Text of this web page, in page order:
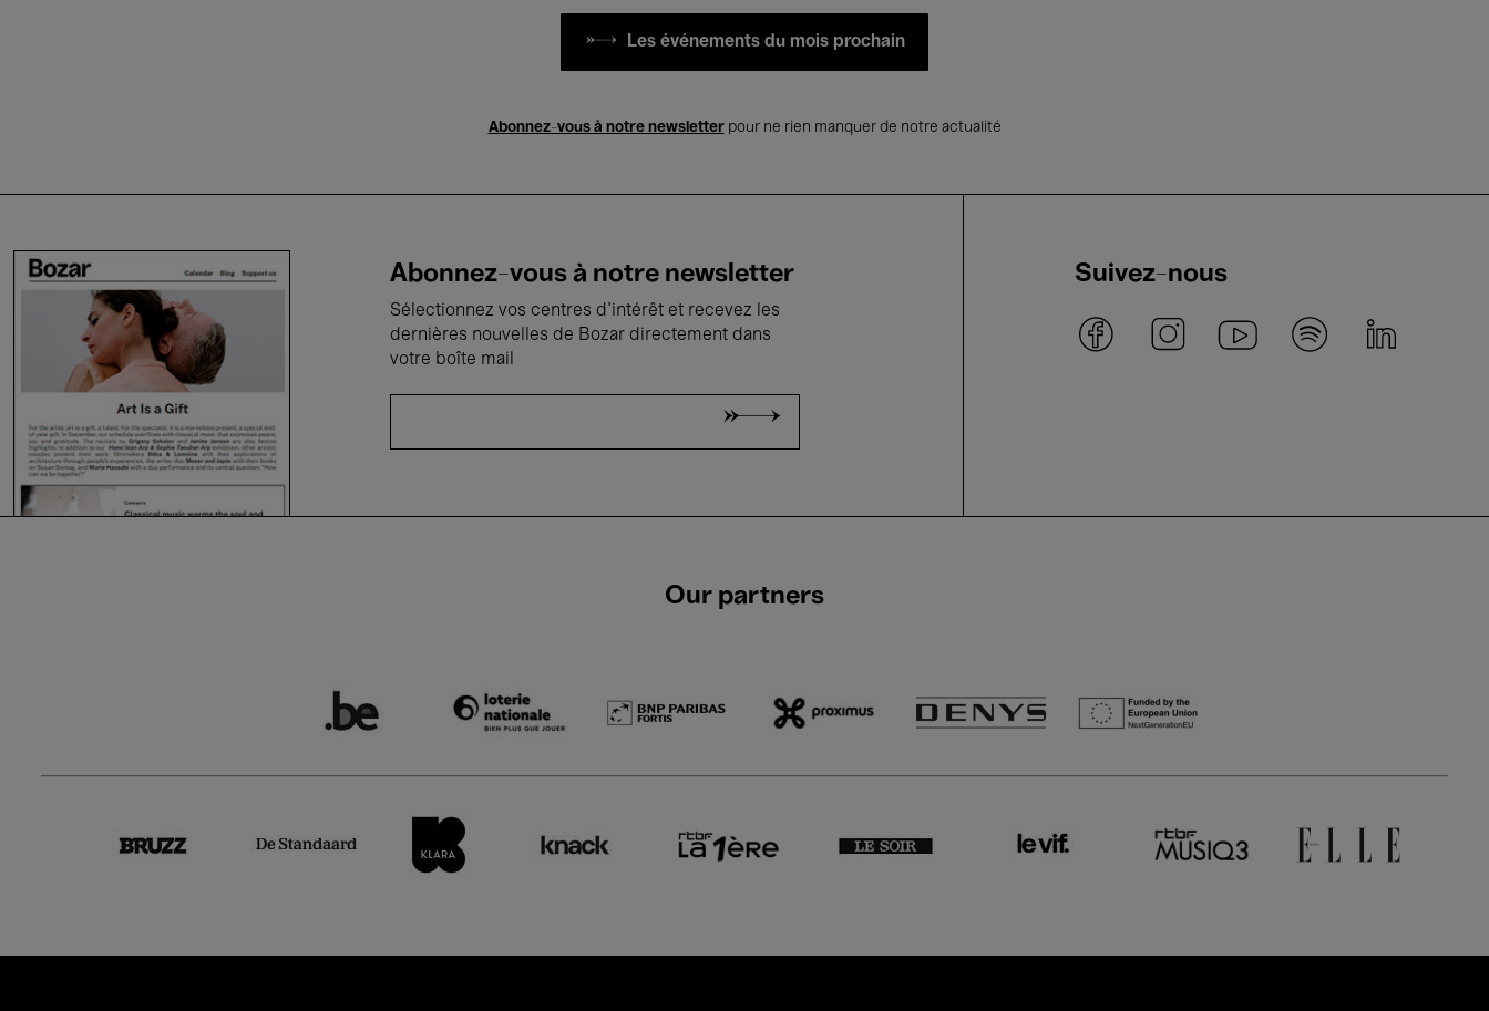
Les événements du mois prochain
Abonnez-vous à notre newsletterpour ne rien manquer de notre actualité
Abonnez-vous à notre newsletter
Sélectionnez vos centres d'intérêt et recevez les
dernières nouvelles de Bozar directement dans
votre boîte mail
Suivez-nous
Our partners